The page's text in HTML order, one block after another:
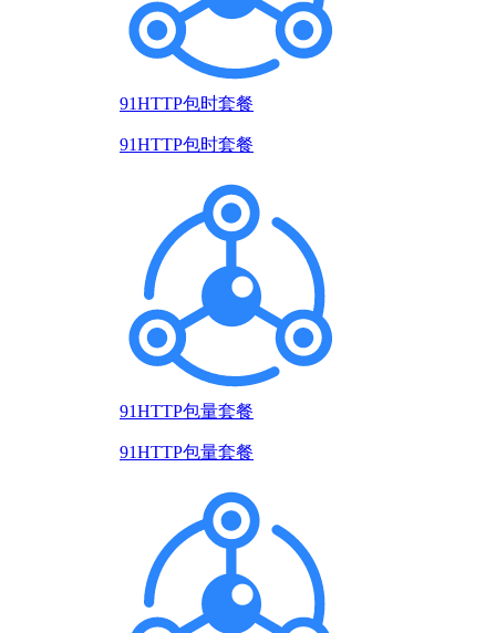
91HTTP包时套餐
91HTTP包时套餐
91HTTP包量套餐
91HTTP包量套餐